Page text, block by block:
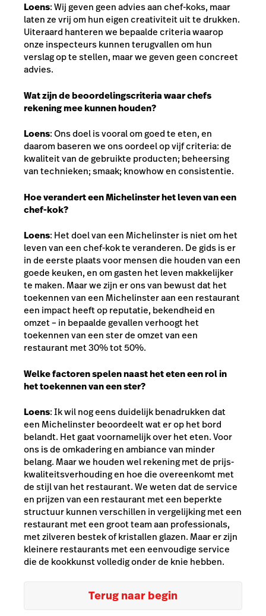
Loens: Wij geven geen advies aan chef-koks, maar
laten ze vrij om hun eigen creativiteit uit te drukken.
Uiteraard hanteren we bepaalde criteria waarop
onze inspecteurs kunnen terugvallen om hun
verslag op te stellen, maar we geven geen concreet
advies.
Wat zijn de beoordelingscriteria waar chefs
rekening mee kunnen houden?
Loens: Ons doel is vooral om goed te eten, en
daarom baseren we ons oordeel op vijf criteria: de
kwaliteit van de gebruikte producten; beheersing
van technieken; smaak; knowhow en consistentie.
Hoe verandert een Michelinster het leven van een
chef-kok?
Loens: Het doel van een Michelinster is niet om het
leven van een chef-kok te veranderen. De gids is er
in de eerste plaats voor mensen die houden van een
goede keuken, en om gasten het leven makkelijker
te maken. Maar we zijn er ons van bewust dat het
toekennen van een Michelinster aan een restaurant
een impact heeft op reputatie, bekendheid en
omzet – in bepaalde gevallen verhoogt het
toekennen van een ster de omzet van een
restaurant met 30% tot 50%.
Welke factoren spelen naast het eten een rol in
het toekennen van een ster?
Loens: Ik wil nog eens duidelijk benadrukken dat
een Michelinster beoordeelt wat er op het bord
belandt. Het gaat voornamelijk over het eten. Voor
ons is de omkadering en ambiance van minder
belang. Maar we houden wel rekening met de prijs-
kwaliteitsverhouding en hoe die overeenkomt met
de stijl van het restaurant. We weten dat de service
en prijzen van een restaurant met een beperkte
structuur kunnen verschillen in vergelijking met een
restaurant met een groot team aan professionals,
met zilveren bestek of kristallen glazen. Maar er zijn
kleinere restaurants met een eenvoudige service
die de kookkunst volledig onder de knie hebben.
Terug naar begin